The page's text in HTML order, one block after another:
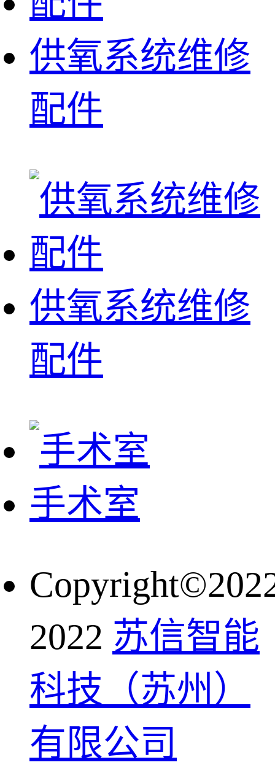
供氧系统维修
配件
供氧系统维修
配件
手术室
2022 苏信智能
科技（苏州）
有限公司